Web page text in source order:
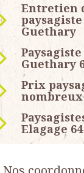
Entretien
Guethary
Guethary
Prix
Elagage